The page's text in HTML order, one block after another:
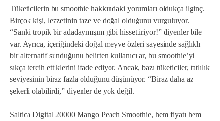
Tüketicilerin bu smoothie hakkındaki yorumları oldukça ilginç.
Birçok kişi, lezzetinin taze ve doğal olduğunu vurguluyor.
“Sanki tropik bir adadaymışım gibi hissettiriyor!” diyenler bile
var. Ayrıca, içeriğindeki doğal meyve özleri sayesinde sağlıklı
bir alternatif sunduğunu belirten kullanıcılar, bu smoothie’yi
sıkça tercih ettiklerini ifade ediyor. Ancak, bazı tüketiciler, tatlılık
seviyesinin biraz fazla olduğunu düşünüyor. “Biraz daha az
şekerli olabilirdi,” diyenler de yok değil.
Saltica Digital 20000 Mango Peach Smoothie, hem fiyatı hem